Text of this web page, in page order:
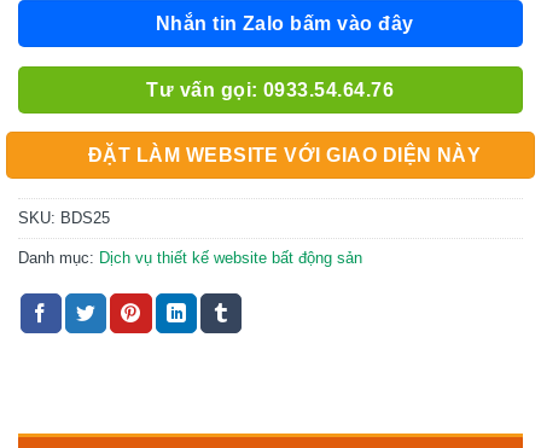
Nhắn tin Zalo bấm vào đây
Tư vấn gọi: 0933.54.64.76
ĐẶT LÀM WEBSITE VỚI GIAO DIỆN NÀY
SKU: BDS25
Danh mục: Dịch vụ thiết kế website bất động sản